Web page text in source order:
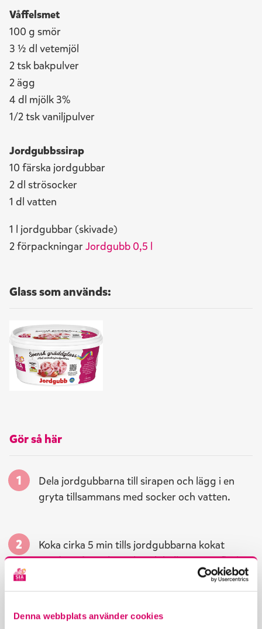
Denna webbplats använder cookies
Våffelsmet
100 g smör
3 ½ dl vetemjöl
2 tsk bakpulver
2 ägg
4 dl mjölk 3%
1/2 tsk vaniljpulver
Jordgubbssirap
10 färska jordgubbar
2 dl strösocker
1 dl vatten
1 l jordgubbar (skivade)
2 förpackningarJordgubb 0,5 l
Glass som används:
Gör så här
Dela jordgubbarna till sirapen och lägg i en
gryta tillsammans med socker och vatten.
Koka cirka 5 min tills jordgubbarna kokat
sönder. Låt svalna, sila och häll upp i en flaska.
svalna.